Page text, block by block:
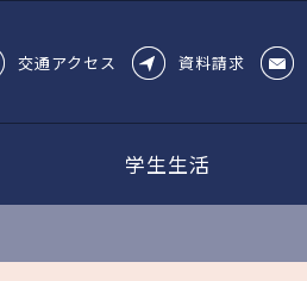
交通アクセス 資料請求
学生生活